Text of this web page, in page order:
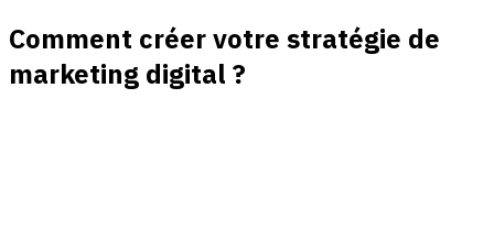
Comment créer votre stratégie de
marketing digital ?